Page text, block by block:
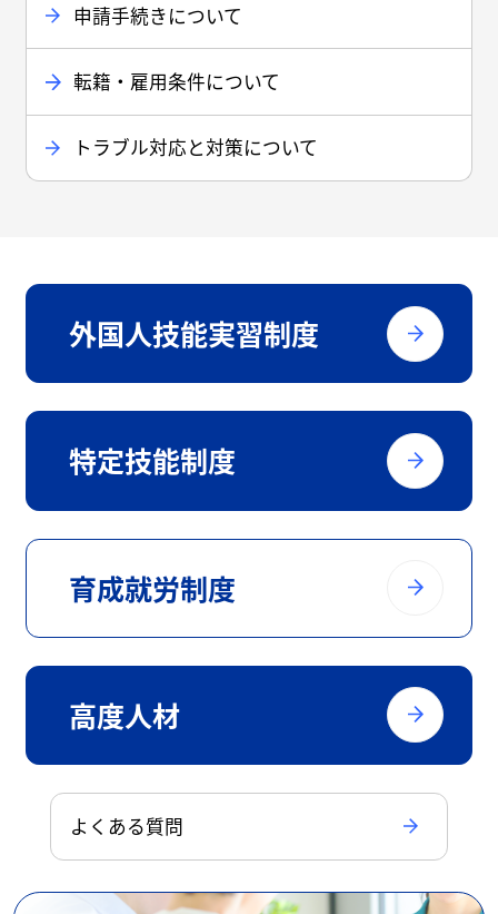
申請手続きについて
転籍・雇用条件について
トラブル対応と対策について
外国人技能実習制度
特定技能制度
育成就労制度
高度人材
よくある質問